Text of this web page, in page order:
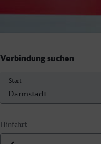
Verbindung suchen
Start
Hinfahrt
Datum der Hinfahrt